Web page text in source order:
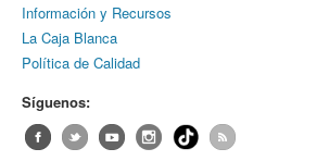
Información y Recursos
La Caja Blanca
Política de Calidad
Síguenos: